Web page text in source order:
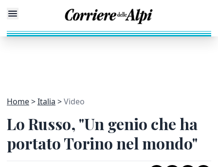
Home Italia Video
Lo Russo, "Un genio che ha
portato Torino nel mondo"